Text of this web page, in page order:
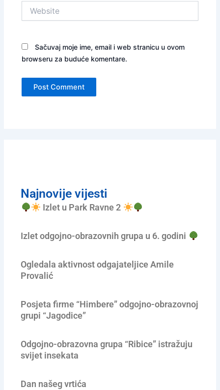
Sačuvaj moje ime, email i web stranicu u ovom
browseru za buduće komentare.
Najnovije vijesti
Izlet u Park Ravne 2
Izlet odgojno-obrazovnih grupa u 6. godini
Ogledala aktivnost odgajateljice Amile
Provalić
Posjeta firme “Himbere” odgojno-obrazovnoj
grupi “Jagodice”
Odgojno-obrazovna grupa “Ribice” istražuju
svijet insekata
Dan našeg vrtića